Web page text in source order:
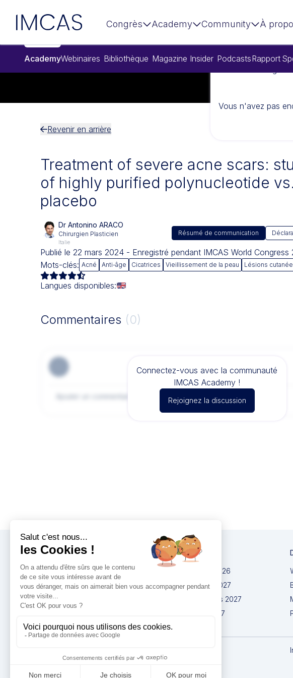
IMCAS
Congrès Academy Community À
AcademyWebinaires Bibliothèque Magazine Insider PodcastsRapport
Vous n'avez pas
Revenir en arrière
Treatment of severe acne scars:
of highly purified polynucleotide vs.
placebo
Dr Antonino ARACO
Chirurgien Plasticien
Italie
Résumé de communication
Publié le 22 mars 2024 - Enregistré pendant IMCAS World Congress
Mots-clés: Acné Anti-âge Cicatrices Vieillissement de la peau Lésions
Langues disponibles:
Commentaires (0)
Connectez-vous avec la communauté
IMCAS Academy !
Rejoignez la discussion
Congrès
IMCAS China 2026
IMCAS World 2027
IMCAS Americas 2027
IMCAS Asia 2027